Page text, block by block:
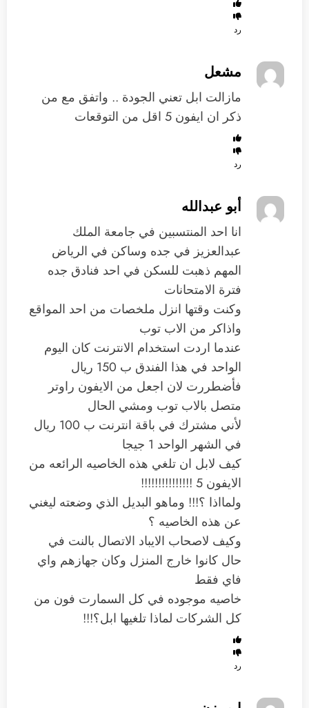
رد
مشعل
مازالت ابل تعني الجودة .. واتفق مع من
ذكر ان ايفون 5 اقل من التوقعات
رد
أبو عبدالله
انا احد المنتسبين في جامعة الملك
عبدالعزيز في جده وساكن في الرياض
المهم ذهبت للسكن في احد فنادق جده
فترة الامتحانات
وكنت وقتها انزل ملخصات من احد المواقع
واذاكر من الاب توب
عندما اردت استخدام الانترنت كان اليوم
الواحد في هذا الفندق ب 150 ريال
فأضطررت لان اجعل من الايفون راوتر
متصل بالاب توب ومشي الحال
لأني مشترك في باقة انترنت ب 100 ريال
في الشهر الواحد 1 جيجا
كيف لابل ان تلغي هذه الخاصيه الرائعه من
الايفون 5 !!!!!!!!!!!!!!!
ولمااذا ؟!!! وماهو البديل الذي وضعته ليغني
عن هذه الخاصيه ؟
وكيف لاصحاب الايباد الاتصال بالنت في
حال كانوا خارج المنزل وكان جهازهم واي
فاي فقط
خاصيه موجوده في كل السمارت فون من
كل الشركات لماذا تلغيها ابل؟!!!
رد